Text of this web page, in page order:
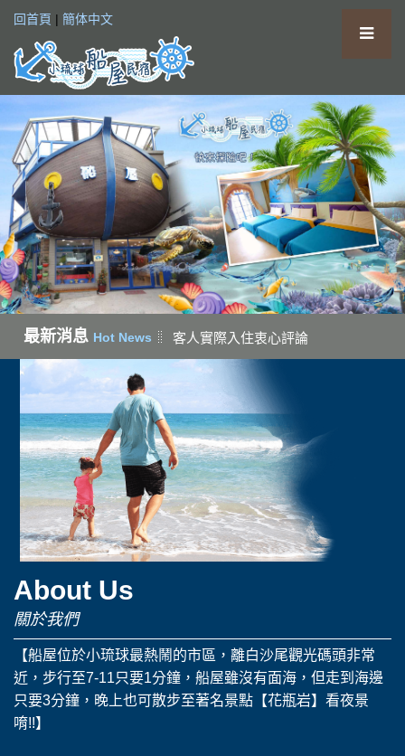
回首頁 | 簡体中文
小
球
民
宿:
船
屋
特
色
最新消息 Hot News 客人實際入住衷心評論
About Us
關於我們
【船屋位於小琉球最熱鬧的市區，離白沙尾觀光碼頭非常
近，步行至7-11只要1分鐘，船屋雖沒有面海，但走到海邊
只要3分鐘，晚上也可散步至著名景點【花瓶岩】看夜景
唷!!】